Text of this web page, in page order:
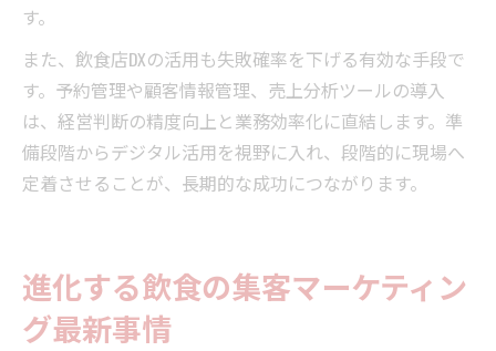
す。
また、飲食店DXの活用も失敗確率を下げる有効な手段で
す。予約管理や顧客情報管理、売上分析ツールの導入
は、経営判断の精度向上と業務効率化に直結します。準
備段階からデジタル活用を視野に入れ、段階的に現場へ
定着させることが、長期的な成功につながります。
進化する飲食の集客マーケティン
グ最新事情